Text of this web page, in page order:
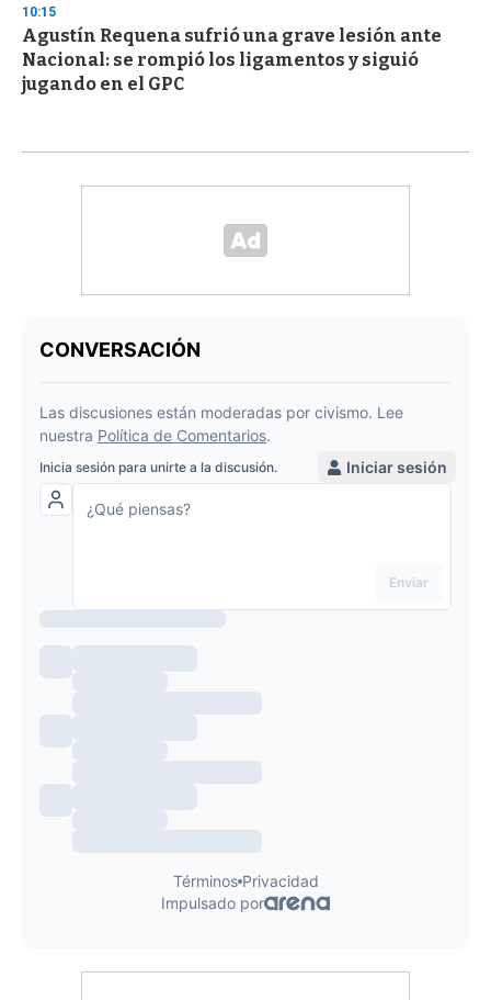
10:15
Agustín Requena sufrió una grave lesión ante
Nacional: se rompió los ligamentos y siguió
jugando en el GPC